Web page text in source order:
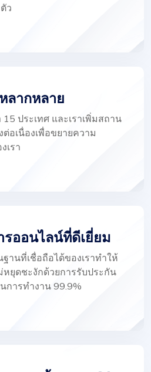
ว
ลากหลาย
15 ประเทศ และเราเพิ่มสถาน
อเนื่องเพื่อขยายความ
เรา
รออนไลน์ที่ดีเยี่ยม
านที่เชื่อถือได้ของเราทำให้
หยุดชะงักด้วยการรับประกัน
การทำงาน 99.9%